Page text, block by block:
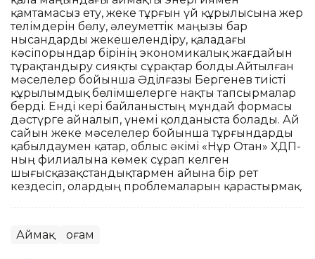
қамтамасыз ету, жеке тұрғын үй құрылысына жер
телімдерін бөлу, әлеуметтік маңызы бар
нысандарды жекешелендіру, қаладағы
кәсіпорындар бірінің экономикалық жағдайын
тұрақтандыру сияқты сұрақтар болды.Айтылған
мәселелер бойынша Әділғазы Бергенев тиісті
құрылымдық бөлімшелерге нақты тапсырмалар
берді. Енді кері байланыстың мұндай формасы
дәстүрге айналып, үнемі қолданыста болады. Ай
сайын жеке мәселелер бойынша тұрғындарды
қабылдаумен қатар, облыс әкімі «Нұр Отан» ХДП-
ның филиалына көмек сұрап келген
шығысқазақстандықтармен айына бір рет
кездесіп, олардың проблемаларын қарастырмақ.
Аймақ Қоғам